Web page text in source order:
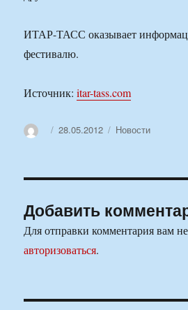
ИТАР-ТАСС оказывает
фестивалю.
Источник:itar-tass.com
АвторОпубликовано
28.05.2012 Рубрики
Новости
Добавить
Для отправки комментария вам
авторизоваться.